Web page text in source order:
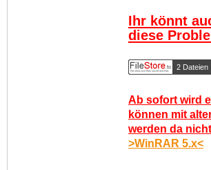
Ihr könnt
diese
2 Dateien
Ab sofort wird
können mit
werden da
>WinRAR 5.x<